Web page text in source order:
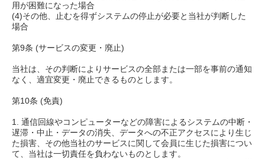
用が困難になった場合
(4)その他、止むを得ずシステムの停止が必要と当社が判断した
場合
第9条 (サービスの変更・廃止)
当社は、その判断によりサービスの全部または一部を事前の通知
なく、適宜変更・廃止できるものとします。
第10条 (免責)
1. 通信回線やコンピューターなどの障害によるシステムの中断・
遅滞・中止・データの消失、データへの不正アクセスにより生じ
た損害、その他当社のサービスに関して会員に生じた損害につい
て、当社は一切責任を負わないものとします。